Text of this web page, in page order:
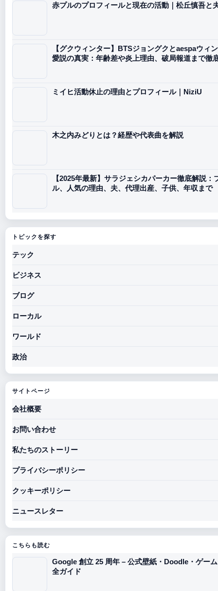
赤プルのプロフィールと現在の活動｜松丘慎吾と
【グクウィンター】BTSジョングクとaespaウィ
愛説の真実：年齢差や炎上理由、破局報道まで徹
ミイヒ活動休止の理由とプロフィール｜NiziU
木之内みどりとは？経歴や代表曲を解説
【2025年最新】サラジェシカパーカー徹底解説：
ル、人気の理由、夫、代理出産、子供、年収まで
トピックを探す
テック
ビジネス
ブログ
ローカル
ワールド
政治
サイトページ
会社概要
お問い合わせ
私たちのストーリー
プライバシーポリシー
クッキーポリシー
ニュースレター
こちらも読む
Google 創立 25 周年 – 公式壁紙・Doodle・ゲー
全ガイド